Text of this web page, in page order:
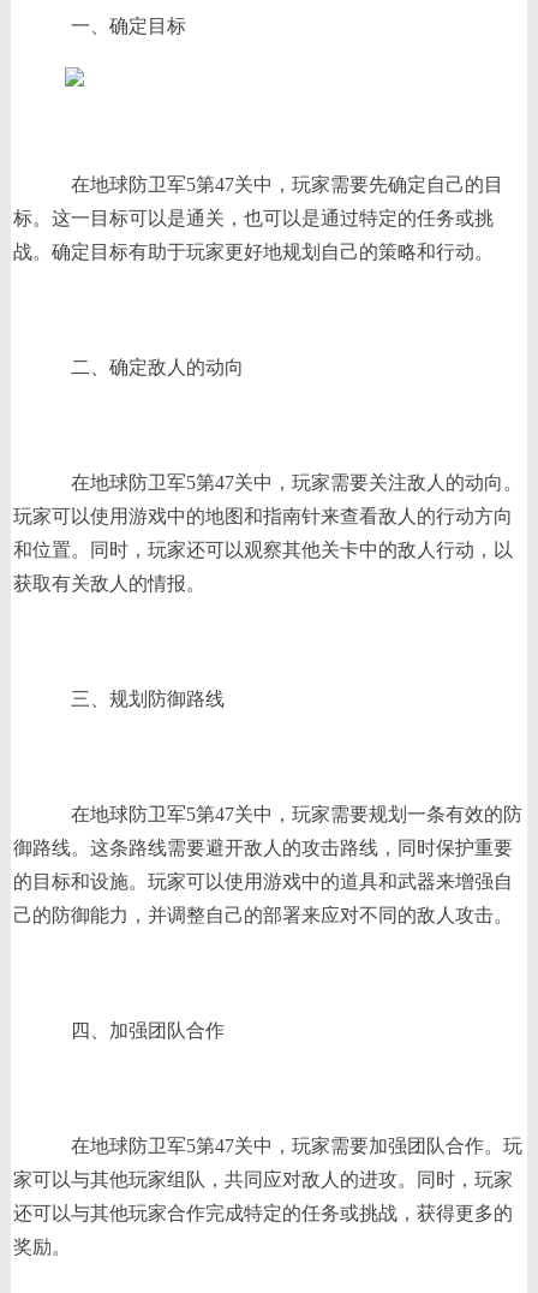
一、确定目标
在地球防卫军5第47关中，玩家需要先确定自己的目
标。这一目标可以是通关，也可以是通过特定的任务或挑
战。确定目标有助于玩家更好地规划自己的策略和行动。
二、确定敌人的动向
在地球防卫军5第47关中，玩家需要关注敌人的动向。
玩家可以使用游戏中的地图和指南针来查看敌人的行动方向
和位置。同时，玩家还可以观察其他关卡中的敌人行动，以
获取有关敌人的情报。
三、规划防御路线
在地球防卫军5第47关中，玩家需要规划一条有效的防
御路线。这条路线需要避开敌人的攻击路线，同时保护重要
的目标和设施。玩家可以使用游戏中的道具和武器来增强自
己的防御能力，并调整自己的部署来应对不同的敌人攻击。
四、加强团队合作
在地球防卫军5第47关中，玩家需要加强团队合作。玩
家可以与其他玩家组队，共同应对敌人的进攻。同时，玩家
还可以与其他玩家合作完成特定的任务或挑战，获得更多的
奖励。